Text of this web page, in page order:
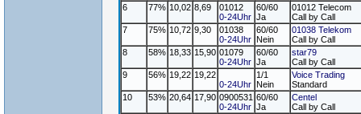
6
77% 10,02 8,69
01012
0-24Uhr
60/60
Ja
01012 Telecom
Call by Call
7
75% 10,72 9,30
01038
0-24Uhr
60/60
Nein
01038 Telekom
Call by Call
8
58% 18,33 15,90 01079
0-24Uhr
60/60
Ja
star79
Call by Call
9
56% 19,22 19,22
0-24Uhr
1/1
Nein
Voice Trading
Standard
10
53% 20,64 17,90 0900531
0-24Uhr
60/60
Ja
Centel
Call by Call